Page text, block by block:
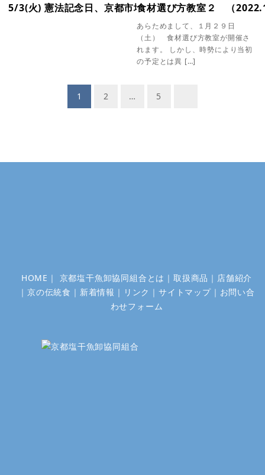
5/3(火) 憲法記念日、京都市場は開場しております。
食材選び方教室２ （
あらためまして、１月２９日
（土） 食材選び方教室が開催さ
れます。 しかし、時勢により当初
の予定とは異 […]
ゲ
1 2 … 5
HOME ｜ 京都塩干魚卸協同組合とは ｜ 取扱商品 ｜ 店舗紹介
｜ 京の伝統食 ｜ 新着情報 ｜ リンク ｜サイトマップ｜ お問い合
わせフォーム